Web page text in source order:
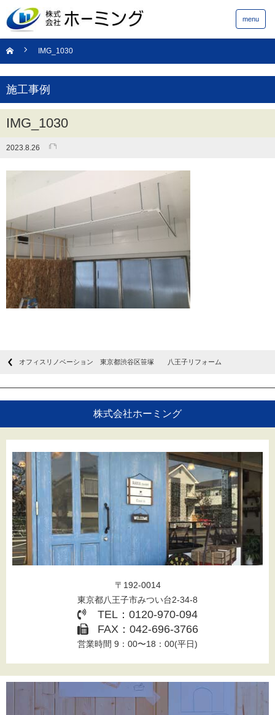
menu
IMG_1030
施工事例
IMG_1030
2023.8.26
オフィスリノベーション 東京都渋谷区笹塚 八王子リフォーム
株式会社ホーミング
〒192-0014
東京都八王子市みつい台2-34-8
TEL：0120-970-094
FAX：042-696-3766
営業時間 9：00〜18：00(平日)